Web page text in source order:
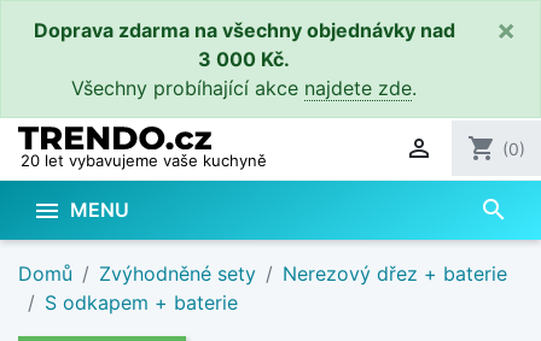
Doprava zdarma na všechny objednávky nad
3 000 Kč.
Všechny probíhající akce najdete zde.
×
20 let vybavujeme vaše kuchyně  shopping_cart (0)
 MENU search
Domů Zvýhodněné sety
Nerezový dřez + baterie
S odkapem + baterie